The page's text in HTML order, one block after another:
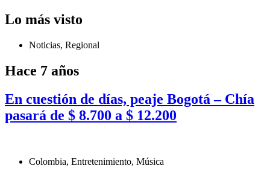
Lo más visto
Noticias, Regional
Hace 7 años
En cuestión de días, peaje Bogotá – Chía
pasará de $ 8.700 a $ 12.200
Colombia, Entretenimiento, Música